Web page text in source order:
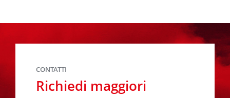
CONTATTI
Richiedi maggiori